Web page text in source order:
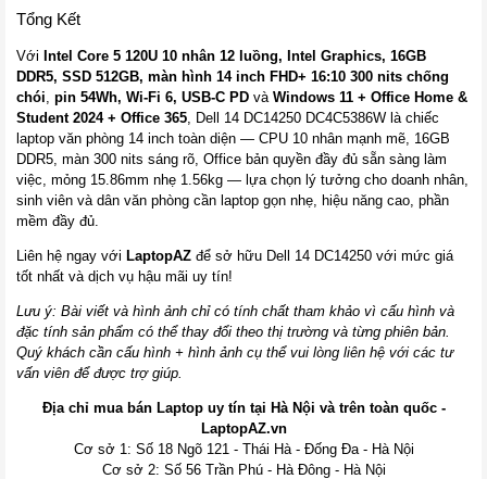
Tổng Kết
Với Intel Core 5 120U 10 nhân 12 luồng, Intel Graphics, 16GB
DDR5, SSD 512GB, màn hình 14 inch FHD+ 16:10 300 nits chống
chói pin 54Wh, Wi-Fi 6, USB-C PD và Windows 11 + Office Home &
Student 2024 + Office 365 , Dell 14 DC14250 DC4C5386W là chiếc
laptop văn phòng 14 inch toàn diện — CPU 10 nhân mạnh mẽ, 16GB
DDR5, màn 300 nits sáng rõ, Office bản quyền đầy đủ sẵn sàng làm
việc, mỏng 15.86mm nhẹ 1.56kg — lựa chọn lý tưởng cho doanh nhân,
sinh viên và dân văn phòng cần laptop gọn nhẹ, hiệu năng cao, phần
mềm đầy đủ.
Liên hệ ngay với LaptopAZ để sở hữu Dell 14 DC14250 với mức giá
tốt nhất và dịch vụ hậu mãi uy tín!
Lưu ý: Bài viết và hình ảnh chỉ có tính chất tham khảo vì cấu hình và
đặc tính sản phẩm có thể thay đổi theo thị trường và từng phiên bản.
Quý khách cần cấu hình + hình ảnh cụ thể vui lòng liên hệ với các tư
vấn viên để được trợ giúp.
Địa chỉ mua bán Laptop uy tín tại Hà Nội và trên toàn quốc -
LaptopAZ.vn
Cơ sở 1: Số 18 Ngõ 121 - Thái Hà - Đống Đa - Hà Nội
Cơ sở 2: Số 56 Trần Phú - Hà Đông - Hà Nội